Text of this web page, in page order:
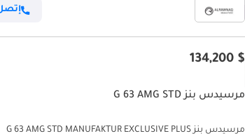
$ 134,200
مرسيدس بنز G 63 AMG STD
مرسيدس بنز G 63 AMG STD MANUFAKTUR EXCLUSIVE PLUS